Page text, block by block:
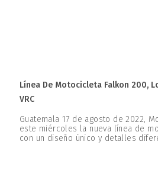
Línea De Motocicleta Falkon 200,
VRC
Guatemala 17 de agosto de 2022,
este miércoles la nueva línea de
con un diseño único y detalles